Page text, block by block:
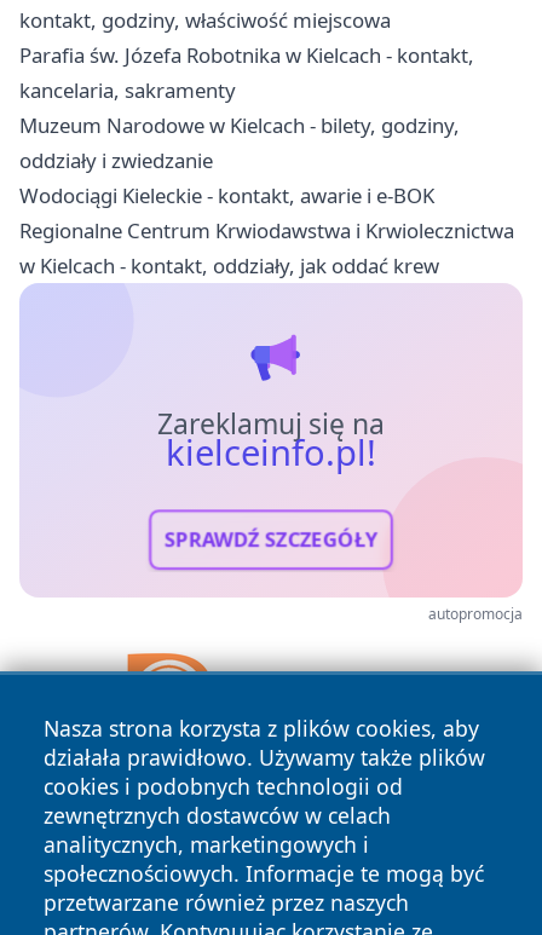
kontakt, godziny, właściwość miejscowa
Parafia św. Józefa Robotnika w Kielcach - kontakt,
kancelaria, sakramenty
Muzeum Narodowe w Kielcach - bilety, godziny,
oddziały i zwiedzanie
Wodociągi Kieleckie - kontakt, awarie i e-BOK
Regionalne Centrum Krwiodawstwa i Krwiolecznictwa
w Kielcach - kontakt, oddziały, jak oddać krew
Zareklamuj się na
kielceinfo.pl!
SPRAWDŹ SZCZEGÓŁY
autopromocja
Nasza strona korzysta z plików cookies, aby
działała prawidłowo. Używamy także plików
cookies i podobnych technologii od
zewnętrznych dostawców w celach
analitycznych, marketingowych i
społecznościowych. Informacje te mogą być
przetwarzane również przez naszych